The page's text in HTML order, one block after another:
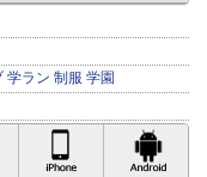
学ラン 制服 学園
iPhone対応